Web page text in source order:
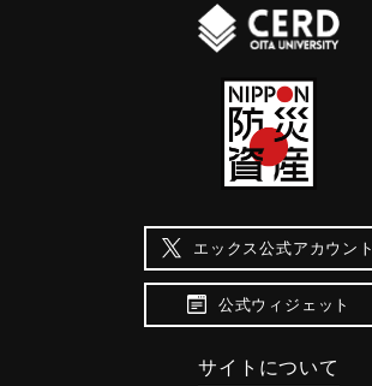
エックス公式アカウント
公式ウィジェット
サイトについて